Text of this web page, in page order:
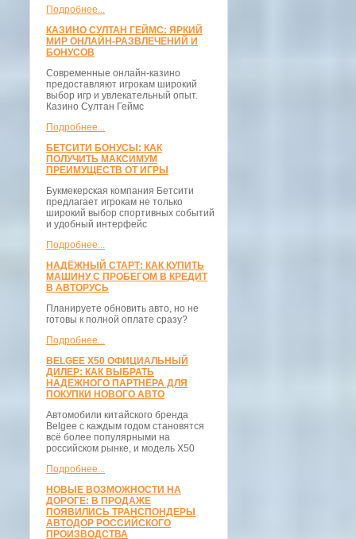
Подробнее...
КАЗИНО СУЛТАН ГЕЙМС: ЯРКИЙ
МИР ОНЛАЙН-РАЗВЛЕЧЕНИЙ И
БОНУСОВ
Современные онлайн-казино
предоставляют игрокам широкий
выбор игр и увлекательный опыт.
Казино Султан Геймс
Подробнее...
БЕТСИТИ БОНУСЫ: КАК
ПОЛУЧИТЬ МАКСИМУМ
ПРЕИМУЩЕСТВ ОТ ИГРЫ
Букмекерская компания Бетсити
предлагает игрокам не только
широкий выбор спортивных событий
и удобный интерфейс
Подробнее...
НАДЁЖНЫЙ СТАРТ: КАК КУПИТЬ
МАШИНУ С ПРОБЕГОМ В КРЕДИТ
В АВТОРУСЬ
Планируете обновить авто, но не
готовы к полной оплате сразу?
Подробнее...
BELGEE X50 ОФИЦИАЛЬНЫЙ
ДИЛЕР: КАК ВЫБРАТЬ
НАДЁЖНОГО ПАРТНЁРА ДЛЯ
ПОКУПКИ НОВОГО АВТО
Автомобили китайского бренда
Belgee с каждым годом становятся
всё более популярными на
российском рынке, и модель X50
Подробнее...
НОВЫЕ ВОЗМОЖНОСТИ НА
ДОРОГЕ: В ПРОДАЖЕ
ПОЯВИЛИСЬ ТРАНСПОНДЕРЫ
АВТОДОР РОССИЙСКОГО
ПРОИЗВОДСТВА